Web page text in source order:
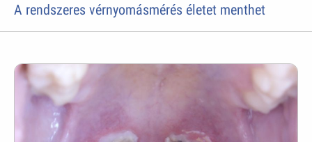
A rendszeres vérnyomásmérés életet menthet